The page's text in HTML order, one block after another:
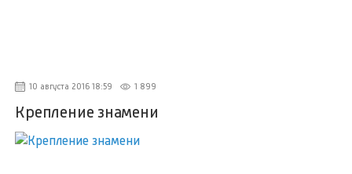
10 августа 2016 18:59 1 899
Крепление знамени